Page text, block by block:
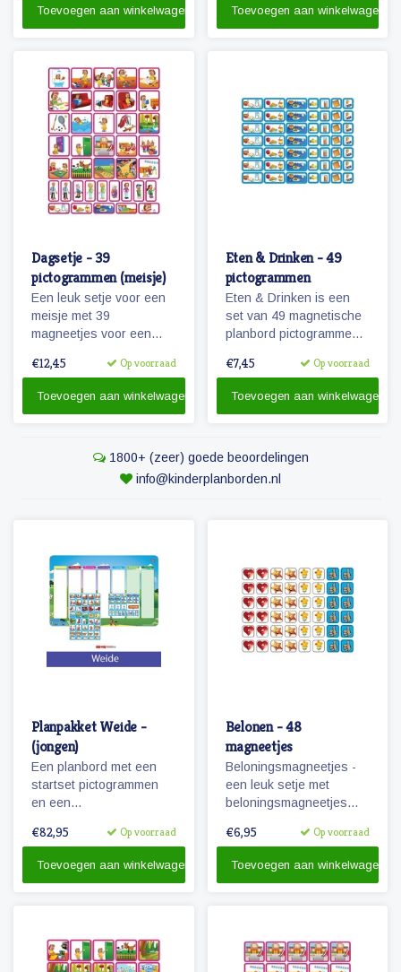
dagen planning.
Toevoegen aan winkelwagen
schoolweek)
Toevoegen aan winkelwagen
Dagsetje - 39
pictogrammen (meisje)
Een leuk setje voor een
meisje met 39
magneetjes voor een
magneetjes voor school,
natuurlijk ook sport, spel
€12,45 Op voorraad
Toevoegen aan winkelwagen
Eten & Drinken - 49
pictogrammen
Eten & Drinken is een
set van 49 magnetische
planbord pictogrammen
€7,45 Op voorraad
Toevoegen aan winkelwagen
1800+ (zeer) goede beoordelingen
info@kinderplanborden.nl
Planpakket Weide -
(jongen)
Een planbord met een
startset pictogrammen
en een
€82,95 Op voorraad
Toevoegen aan winkelwagen
Belonen - 48
magneetjes
Beloningsmagneetjes -
een leuk setje met
beloningsmagneetjes
jongens als meisjes.
€6,95 Op voorraad
Toevoegen aan winkelwagen